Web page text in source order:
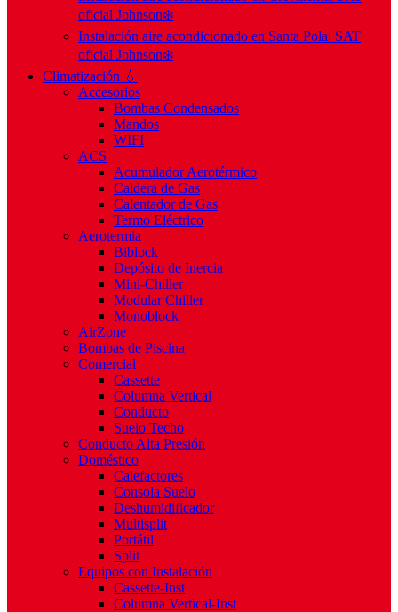
oficial Johnson❄️
Instalación aire acondicionado en Santa Pola: SAT
oficial Johnson❄️
Climatización 💧
Accesorios
Bombas Condensados
Mandos
WIFI
ACS
Acumulador Aerotérmico
Caldera de Gas
Calentador de Gas
Termo Eléctrico
Aerotermia
Biblock
Depósito de Inercia
Mini-Chiller
Modular Chiller
Monoblock
AirZone
Bombas de Piscina
Comercial
Cassette
Columna Vertical
Conducto
Suelo Techo
Conducto Alta Presión
Doméstico
Calefactores
Consola Suelo
Deshumidificador
Multisplit
Portátil
Split
Equipos con Instalación
Cassette-Inst
Columna Vertical-Inst